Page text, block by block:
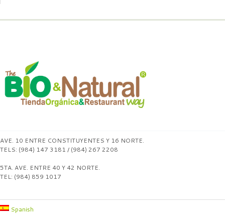
AVE. 10 ENTRE CONSTITUYENTES Y 16 NORTE.
TELS: (984) 147 3181 / (984) 267 2208
5TA. AVE. ENTRE 40 Y 42 NORTE.
TEL: (984) 859 1017
Spanish